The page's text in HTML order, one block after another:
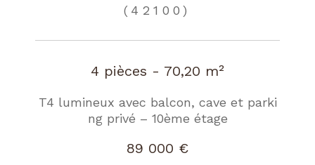
(42100)
4 pièces - 70,20 m²
T4 lumineux avec balcon, cave et parki
ng privé – 10ème étage
89 000 €